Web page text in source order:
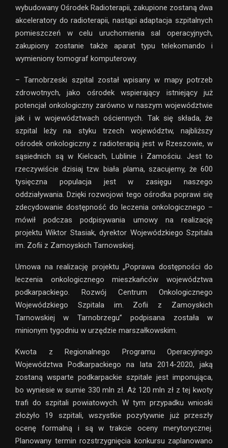
wybudowany Ośrodek Radioterapii, zakupione zostaną dwa
akceleratory do radioterapii, nastąpi adaptacja szpitalnych
pomieszczeń w celu uruchomienia sal operacyjnych,
zakupiony zostanie także aparat typu telekomando i
wymieniony tomograf komputerowy.
– Tarnobrzeski szpital został wpisany w mapy potrzeb
zdrowotnych, jako ośrodek wspierający istniejący już
potencjał onkologiczny zarówno w naszym województwie
jak i w województwach ościennych. Tak się składa, że
szpital leży na styku trzech województw, najbliższy
ośrodek onkologiczny z radioterapią jest w Rzeszowie, w
sąsiednich są w Kielcach, Lublinie i Zamościu. Jest to
rzeczywiście dzisiaj tzw. biała plama, szacujemy, że 600
tysięczna populacja jest w zasięgu naszego
oddziaływania. Dzięki rozwojowi tego ośrodka poprawi się
zdecydowanie dostępność do leczenia onkologicznego –
mówił podczas podpisywania umowy na realizację
projektu Wiktor Stasiak, dyrektor Wojewódzkiego Szpitala
im. Zofii z Zamoyskich Tarnowskiej.
Umowa na realizację projektu „Poprawa dostępności do
leczenia onkologicznego mieszkańców województwa
podkarpackiego. Rozwój Centrum Onkologicznego
Wojewódzkiego Szpitala im. Zofii z Zamoyskich
Tarnowskiej w Tarnobrzegu” podpisana została w
minionym tygodniu w urzędzie marszałkowskim.
Kwota z Regionalnego Programu Operacyjnego
Województwa Podkarpackiego na lata 2014-2020, jaką
zostaną wsparte podkarpackie szpitale jest imponująca,
bo wyniesie w sumie 330 mln zł. Aż 120 mln zł z tej kwoty
trafi do szpitali powiatowych. W tym przypadku wnioski
złożyło 19 szpitali, wszystkie pozytywnie już przeszły
ocenę formalną i są w trakcie oceny merytorycznej.
Planowany termin rozstrzygnięcia konkursu zaplanowano